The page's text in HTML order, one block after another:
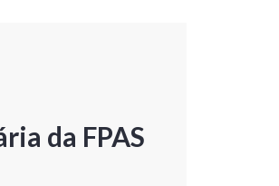
da FPAS